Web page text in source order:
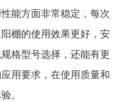
能方面非常稳定，每次
棚的使用效果更好，安
格型号选择，还能有更
用要求，在使用质量和
。